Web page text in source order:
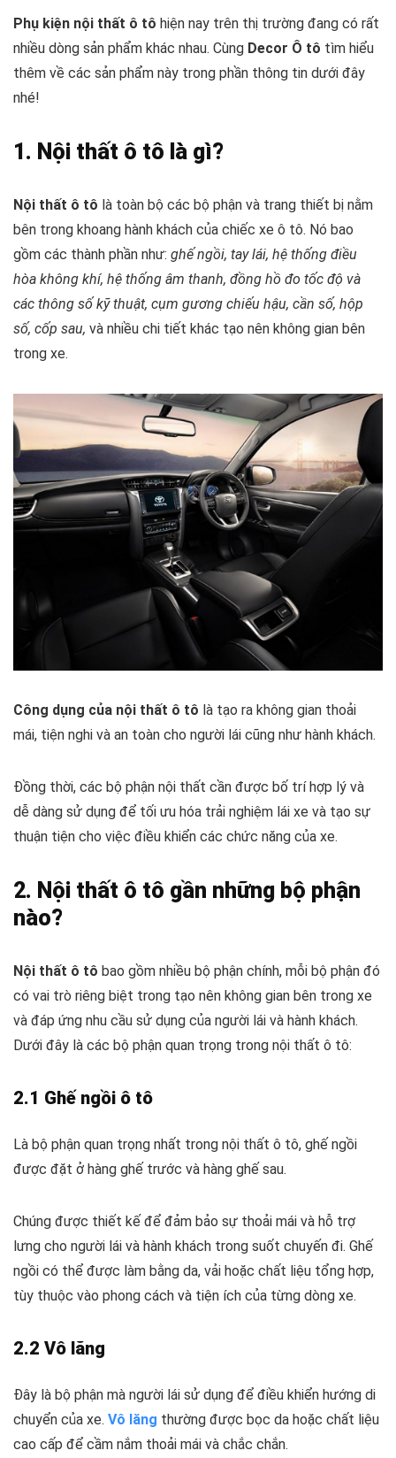
Phụ kiện nội thất ô tô hiện nay trên thị trường đang có rất
nhiều dòng sản phẩm khác nhau. Cùng Decor Ô tô tìm hiểu
thêm về các sản phẩm này trong phần thông tin dưới đây
nhé!
1. Nội thất ô tô là gì?
Nội thất ô tô là toàn bộ các bộ phận và trang thiết bị nằm
bên trong khoang hành khách của chiếc xe ô tô. Nó bao
gồm các thành phần như: ghế ngồi, tay lái, hệ thống điều
hòa không khí, hệ thống âm thanh, đồng hồ đo tốc độ và
các thông số kỹ thuật, cụm gương chiếu hậu, cần số, hộp
số, cốp sau, và nhiều chi tiết khác tạo nên không gian bên
trong xe.
Công dụng của nội thất ô tô là tạo ra không gian thoải
mái, tiện nghi và an toàn cho người lái cũng như hành khách.
Đồng thời, các bộ phận nội thất cần được bố trí hợp lý và
dễ dàng sử dụng để tối ưu hóa trải nghiệm lái xe và tạo sự
thuận tiện cho việc điều khiển các chức năng của xe.
2. Nội thất ô tô gần những bộ phận
nào?
Nội thất ô tô bao gồm nhiều bộ phận chính, mỗi bộ phận đó
có vai trò riêng biệt trong tạo nên không gian bên trong xe
và đáp ứng nhu cầu sử dụng của người lái và hành khách.
Dưới đây là các bộ phận quan trọng trong nội thất ô tô:
2.1 Ghế ngồi ô tô
Là bộ phận quan trọng nhất trong nội thất ô tô, ghế ngồi
được đặt ở hàng ghế trước và hàng ghế sau.
Chúng được thiết kế để đảm bảo sự thoải mái và hỗ trợ
lưng cho người lái và hành khách trong suốt chuyến đi. Ghế
ngồi có thể được làm bằng da, vải hoặc chất liệu tổng hợp,
tùy thuộc vào phong cách và tiện ích của từng dòng xe.
2.2 Vô lăng
Đây là bộ phận mà người lái sử dụng để điều khiển hướng di
chuyển của xe. Vô lăng thường được bọc da hoặc chất liệu
cao cấp để cầm nắm thoải mái và chắc chắn.